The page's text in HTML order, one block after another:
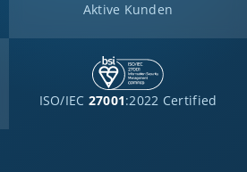
Aktive Kunden
ISO/IEC 27001:2022 Certified